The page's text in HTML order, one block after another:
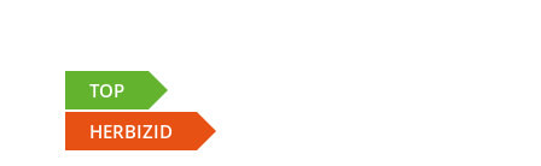
TOP
HERBIZID